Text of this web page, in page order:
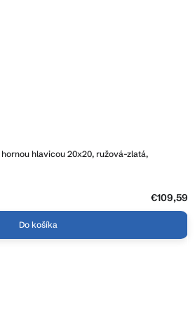
hlavicou 20x20, ružová-zlatá,
€109,59
Do košíka